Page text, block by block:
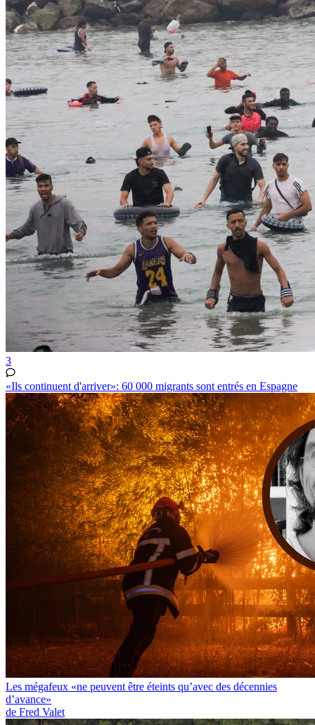
3
«Ils continuent d'arriver»: 60 000 migrants sont entrés en Espagne
Les mégafeux «ne peuvent être éteints qu’avec des décennies
d’avance»
de Fred Valet